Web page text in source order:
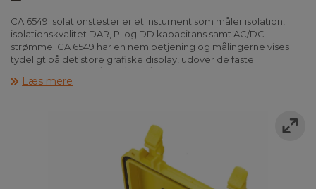
CA 6549 Isolationstester er et instument som måler isolation,
isolationskvalitet DAR, PI og DD kapacitans samt AC/DC
strømme. CA 6549 har en nem betjening og målingerne vises
tydeligt på det store grafiske display, udover de faste
programmeres fra 41-5100V, ligeledes kan PI brugerdefineres fra
Med CA 6549 kan man foretage step-test med 5 ramper, både
rampe op og rampe ned. CA 6549 har en hukommelse, til at
gemme op til 1500 målinger til senere brug.
CA 6549 måler og regner bl.a automatisk polarisationsindex (PI),
Læs mere